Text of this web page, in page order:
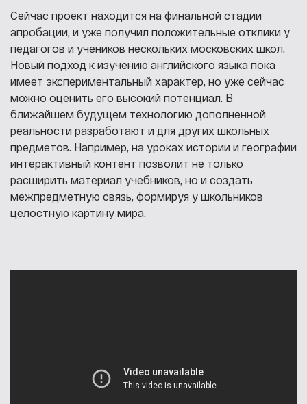
Сейчас проект находится на финальной стадии
апробации, и уже получил положительные отклики у
педагогов и учеников нескольких московских школ.
Новый подход к изучению английского языка пока
имеет экспериментальный характер, но уже сейчас
можно оценить его высокий потенциал. В
ближайшем будущем технологию дополненной
реальности разработают и для других школьных
предметов. Например, на уроках истории и географии
интерактивный контент позволит не только
расширить материал учебников, но и создать
межпредметную связь, формируя у школьников
целостную картину мира.